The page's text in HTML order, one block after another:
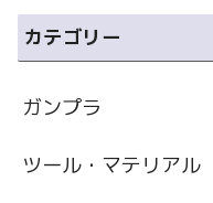
カテゴリー
ガンプラ
ツール・マテリアル